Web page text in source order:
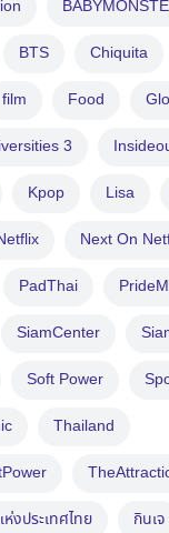
BTS Chiquita
film Food
3
Kpop Lisa
Next On
PadThai
SiamCenter
Soft Power
Thailand
งประเทศไทย กินเจ